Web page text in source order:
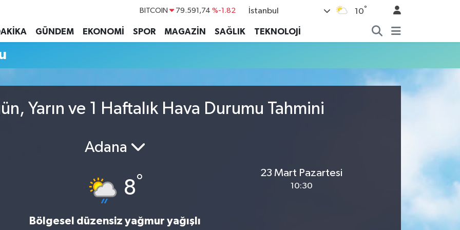
BITCOIN 79.591,74 %-1.82
DOLAR 45,43620 %0.02
G.ALTIN 6862,09000 %0.19
BİST100 14.598,00
İstanbul 10°
GÜNDEM EKONOMİ SPOR MAGAZİN SAĞLIK TEKNOLOJİ
Yarın ve 1 Haftalık Hava Durumu Tahmini
Adana
8°
Bölgesel düzensiz yağmur yağışlı
23 Mart Pazartesi
10:30